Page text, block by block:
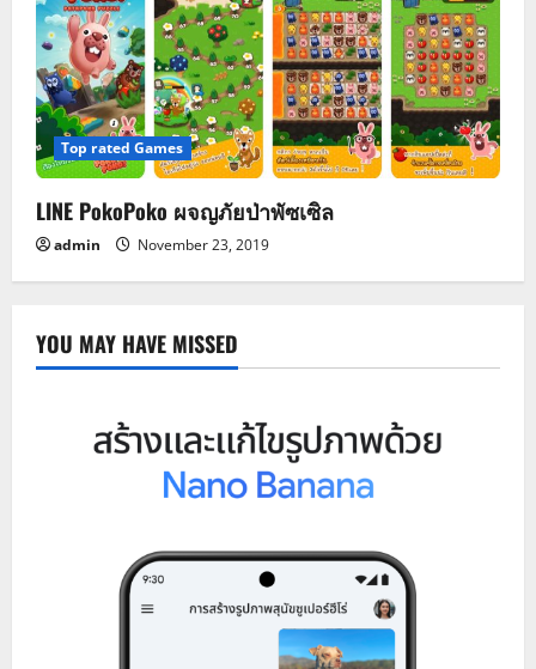
Top rated Games
LINE PokoPoko ผจญภัยป่าพัซเซิล
admin November 23, 2019
YOU MAY HAVE MISSED